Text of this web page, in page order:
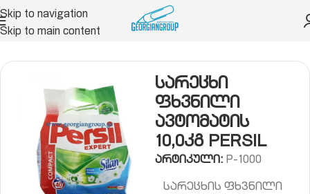
Skip to navigation
Skip to main content
ოფისის ჰიგიენა
სარეცხი
ფხვნილი
ავტომატის
10,0კგ PERSIL
არტიკული: P-1000
სარეცხის ფხვნილი